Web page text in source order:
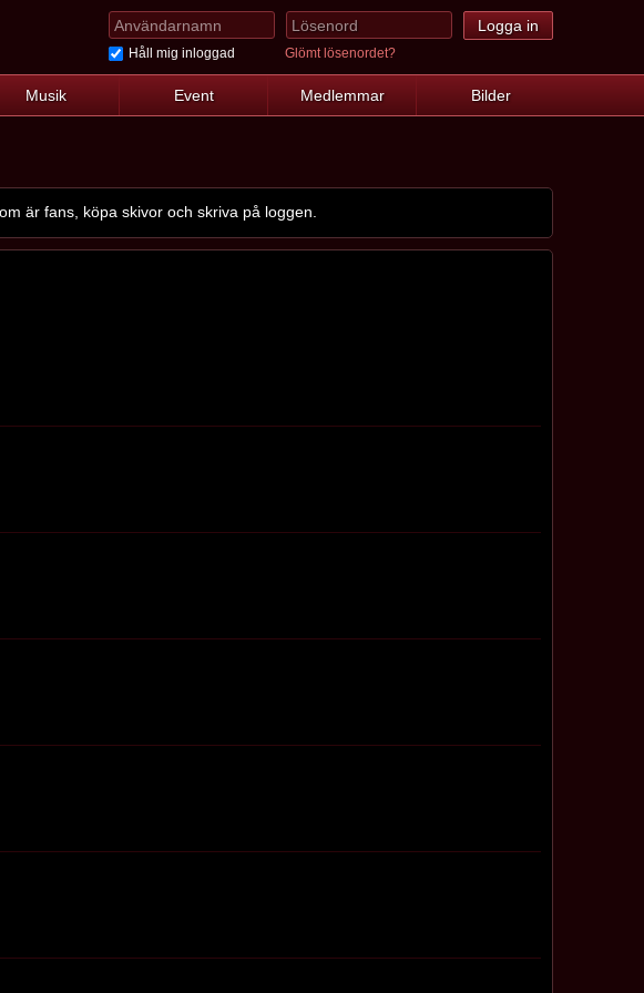
Håll mig inloggad Glömt lösenordet?
Musik Event Medlemmar Bilder
är fans, köpa skivor och skriva på loggen.